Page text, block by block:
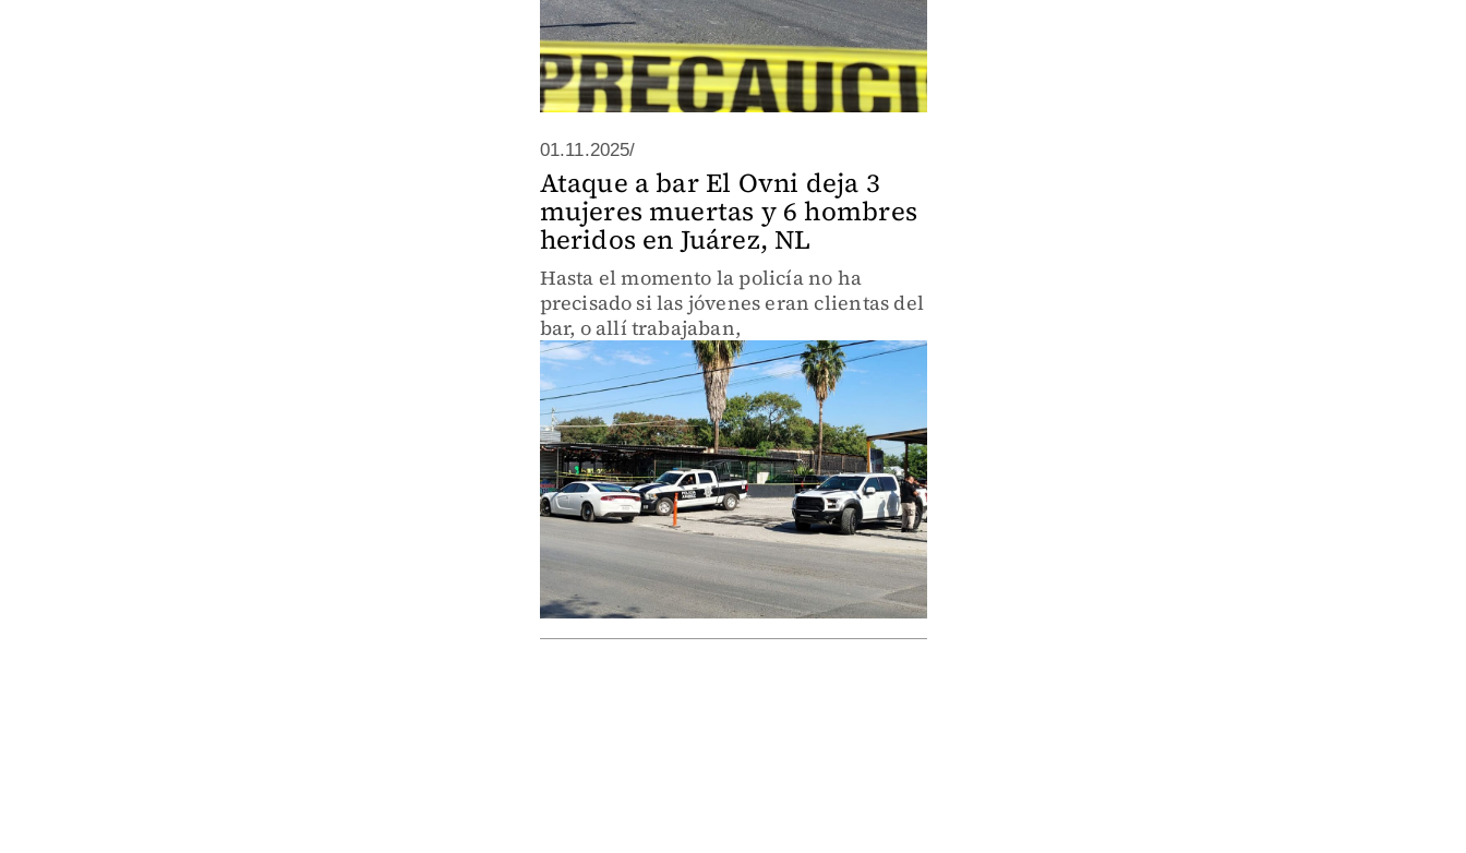
01.11.2025/
Ataque a bar El Ovni deja 3
mujeres muertas y 6 hombres
heridos en Juárez, NL
Hasta el momento la policía no ha
precisado si las jóvenes eran clientas del
bar, o allí trabajaban,